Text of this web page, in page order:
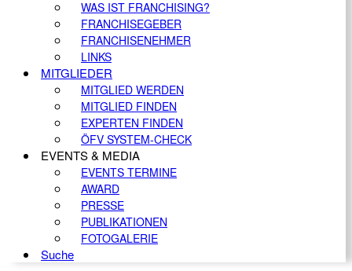
WAS IST FRANCHISING?
FRANCHISEGEBER
FRANCHISENEHMER
LINKS
MITGLIEDER
MITGLIED WERDEN
MITGLIED FINDEN
EXPERTEN FINDEN
ÖFV SYSTEM-CHECK
EVENTS & MEDIA
EVENTS TERMINE
AWARD
PRESSE
PUBLIKATIONEN
FOTOGALERIE
Suche